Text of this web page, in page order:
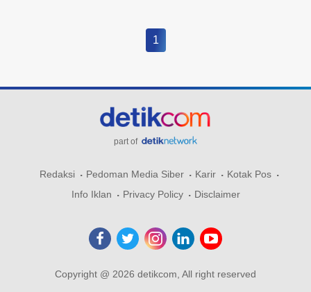
1
part of
Redaksi Pedoman Media Siber Karir
Kotak Pos
Info Iklan
Privacy Policy Disclaimer
Copyright @ 2026 detikcom, All right reserved